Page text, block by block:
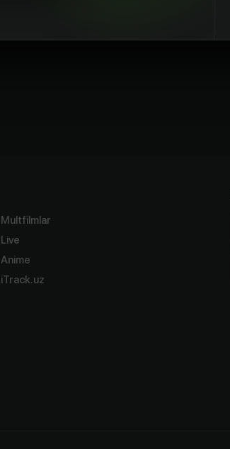
Multfilmlar
Live
Anime
iTrack.uz